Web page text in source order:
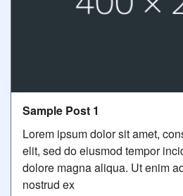
Sample Post 1
Lorem ipsum dolor sit amet,
elit, sed do eiusmod tempor
dolore magna aliqua. Ut enim
nostrud ex